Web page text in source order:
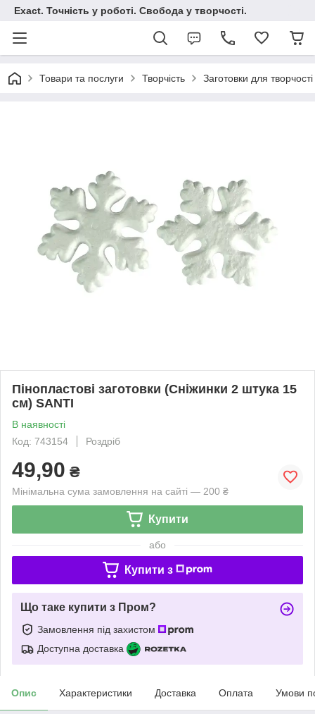
Exact. Точність у роботі. Свобода у творчості.
Товари та послуги Творчість Заготовки для творчості
Пінопластові заготовки (Сніжинки 2 штука 15
см) SANTI
В наявності
Код: 743154
Роздріб
49,90 ₴
Мінімальна сума замовлення на сайті — 200 ₴
Купити
або
Купити з
Що таке купити з Пром?
Замовлення під захистом
Доступна доставка
Опис Характеристики Доставка Оплата Умови